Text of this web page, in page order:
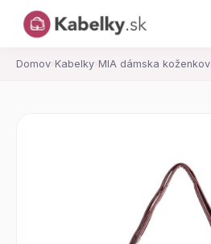
Domov› Kabelky› MIA dámska